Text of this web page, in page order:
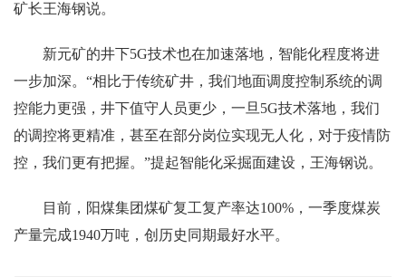
矿长王海钢说。
新元矿的井下5G技术也在加速落地，智能化程度将进
一步加深。“相比于传统矿井，我们地面调度控制系统的调
控能力更强，井下值守人员更少，一旦5G技术落地，我们
的调控将更精准，甚至在部分岗位实现无人化，对于疫情防
控，我们更有把握。”提起智能化采掘面建设，王海钢说。
目前，阳煤集团煤矿复工复产率达100%，一季度煤炭
产量完成1940万吨，创历史同期最好水平。